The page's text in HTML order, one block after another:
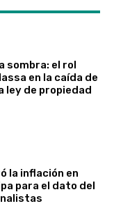
sombra: el rol
en la caída de
ley de propiedad
la inflación en
para el dato del